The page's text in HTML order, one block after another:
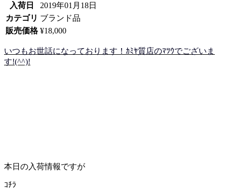
入荷日
2019年01月18日
カテゴリ ブランド品
販売価格 ¥18,000
いつもお世話になっております！ｶﾐﾔ質店のﾏﾂｳでございま
す!(^^)!
本日の入荷情報ですが
ｺﾁﾗ